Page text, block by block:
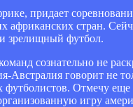
придает
африканских стран.
зрелищный футбол.
сознательно не
Австралия говорит не
футболистов. Отмечу
игру